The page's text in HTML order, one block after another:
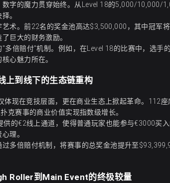
字的魔力贯穿始终。从Level 18的5,000/10,000/
。
术。前22名的奖金池高达$3,500,000，其中冠军
巨大的财务激励。
多倍赔付"机制。例如，在Level 18的比赛中，选
心魅力所在。
上到线下的生态链重构
体现在竞技层面，更在商业生态上掀起革命。112
克赛事的商业价值实现指数级增长。
的€2线上通道，使得普通玩家也能参与€3000买
理。
多倍赔付机制，将赛事的总奖金池提升至
Roller到Main Event的终极较量